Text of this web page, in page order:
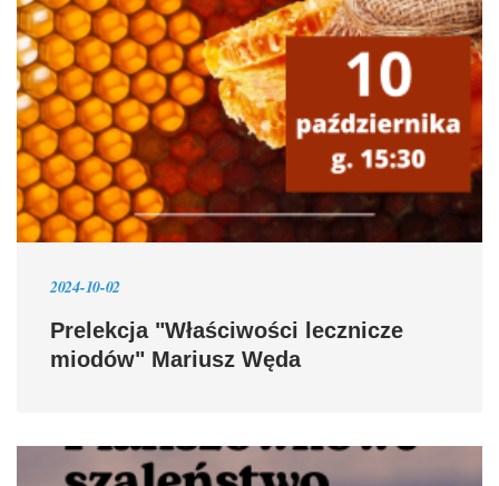
2024-10-02
Prelekcja "Właściwości lecznicze
miodów" Mariusz Węda